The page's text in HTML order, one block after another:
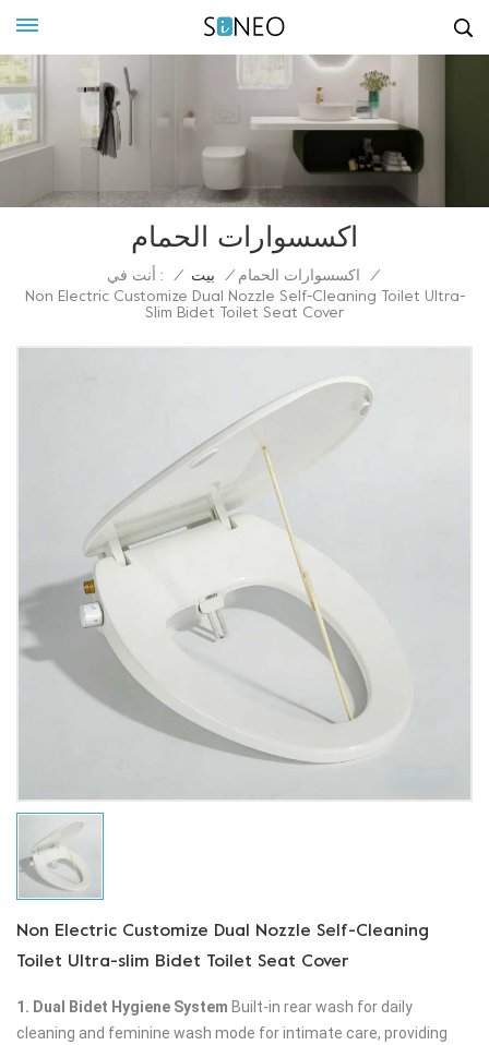
اكسسوارات الحمام
أنت في : / بيت / اكسسوارات الحمام
/
Non Electric Customize Dual Nozzle Self-Cleaning Toilet Ultra-
Slim Bidet Toilet Seat Cover
Non Electric Customize Dual Nozzle Self-Cleaning
Toilet Ultra-slim Bidet Toilet Seat Cover
1. Dual Bidet Hygiene System Built-in rear wash for daily
cleaning and feminine wash mode for intimate care, providing